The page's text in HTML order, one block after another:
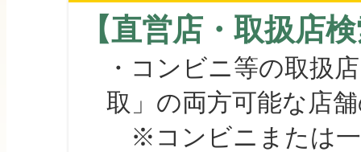
【直営店・取扱店
・コンビニ等の取扱
取」の両方可能な店
※コンビニまたは一